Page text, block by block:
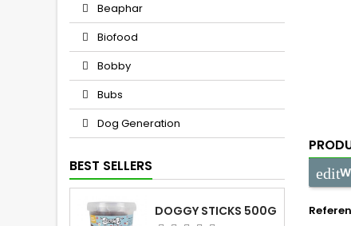
Beaphar
Biofood
Bobby
Bubs
Dog Generation
BEST SELLERS
DOGGY STICKS 500G